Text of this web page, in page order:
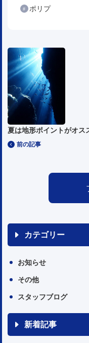
ポリプ
前の記事
夏は地形ポイントがオス
カテゴリー
お知らせ
その他
スタッフブログ
新着記事